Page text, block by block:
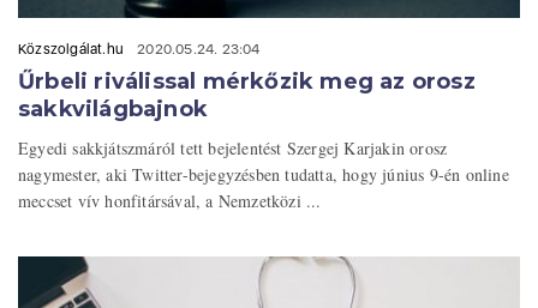
Közszolgálat.hu 2020.05.24. 23:04
Űrbeli riválissal mérkőzik meg az orosz
sakkvilágbajnok
Egyedi sakkjátszmáról tett bejelentést Szergej Karjakin orosz
nagymester, aki Twitter-bejegyzésben tudatta, hogy június 9-én online
meccset vív honfitársával, a Nemzetközi ...